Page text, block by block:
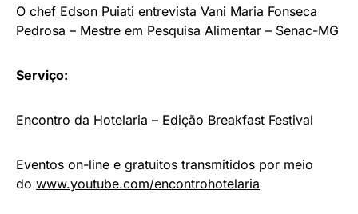
O chef Edson Puiati entrevista Vani Maria Fonseca
Pedrosa – Mestre em Pesquisa Alimentar – Senac-MG
Serviço:
Encontro da Hotelaria – Edição Breakfast Festival
Eventos on-line e gratuitos transmitidos por meio
do www.youtube.com/encontrohotelaria